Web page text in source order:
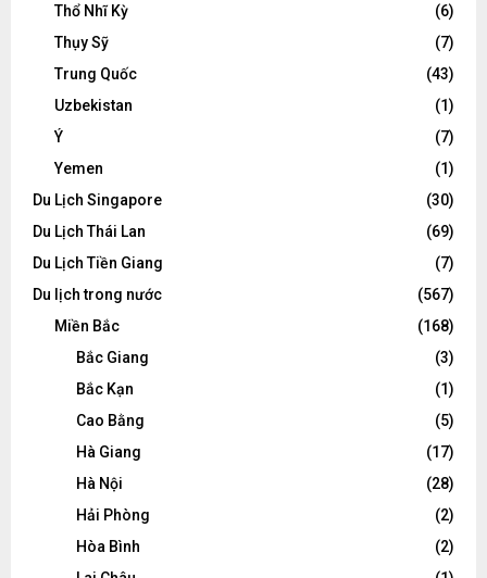
Thổ Nhĩ Kỳ
(6)
Thụy Sỹ
(7)
Trung Quốc
(43)
Uzbekistan
(1)
Ý
(7)
Yemen
(1)
Du Lịch Singapore
(30)
Du Lịch Thái Lan
(69)
Du Lịch Tiền Giang
(7)
Du lịch trong nước
(567)
Miền Bắc
(168)
Bắc Giang
(3)
Bắc Kạn
(1)
Cao Bằng
(5)
Hà Giang
(17)
Hà Nội
(28)
Hải Phòng
(2)
Hòa Bình
(2)